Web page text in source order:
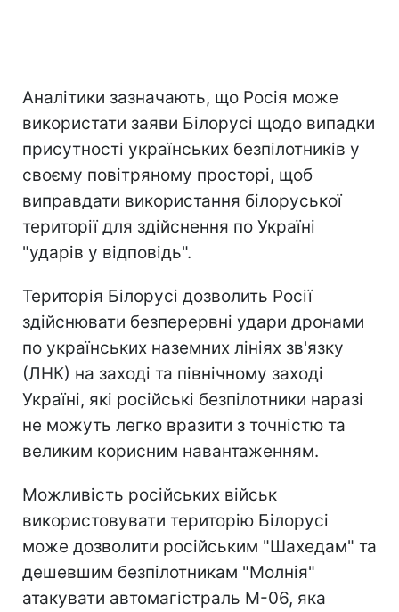
Аналітики зазначають, що Росія може
використати заяви Білорусі щодо випадки
присутності українських безпілотників у
своєму повітряному просторі, щоб
виправдати використання білоруської
території для здійснення по Україні
"ударів у відповідь".
Територія Білорусі дозволить Росії
здійснювати безперервні удари дронами
по українських наземних лініях зв'язку
(ЛНК) на заході та північному заході
Україні, які російські безпілотники наразі
не можуть легко вразити з точністю та
великим корисним навантаженням.
Можливість російських військ
використовувати територію Білорусі
може дозволити російським "Шахедам" та
дешевшим безпілотникам "Молнія"
атакувати автомагістраль М-06, яка